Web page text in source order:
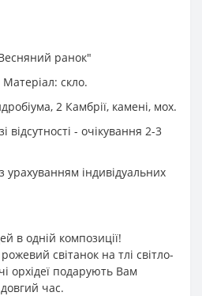
ранок"
скло.
2 Камбрії, камені, мох.
відсутності - очікування 2-3
урахуванням індивідуальних
в одній композиції!
світанок на тлі світло-
орхідеї подарують Вам
час.